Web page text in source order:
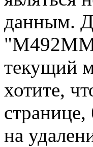
данным.
текущий
хотите,
на